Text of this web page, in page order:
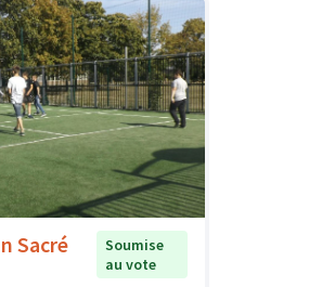
Sacré
Soumise
au vote